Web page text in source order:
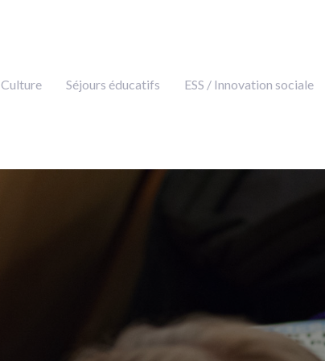
Culture Séjours éducatifs ESS / Innovation sociale